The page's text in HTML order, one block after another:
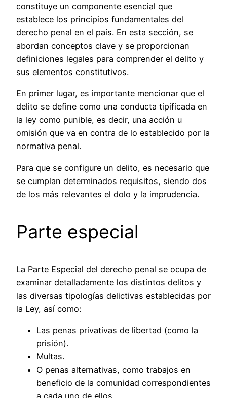
constituye un componente esencial que
establece los principios fundamentales del
derecho penal en el país. En esta sección, se
abordan conceptos clave y se proporcionan
definiciones legales para comprender el delito y
sus elementos constitutivos.
En primer lugar, es importante mencionar que el
delito se define como una conducta tipificada en
la ley como punible, es decir, una acción u
omisión que va en contra de lo establecido por la
normativa penal.
Para que se configure un delito, es necesario que
se cumplan determinados requisitos, siendo dos
de los más relevantes el dolo y la imprudencia.
Parte especial
La Parte Especial del derecho penal se ocupa de
examinar detalladamente los distintos delitos y
las diversas tipologías delictivas establecidas por
la Ley, así como:
Las penas privativas de libertad (como la
prisión).
Multas.
O penas alternativas, como trabajos en
beneficio de la comunidad correspondientes
a cada uno de ellos.